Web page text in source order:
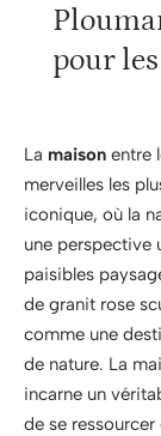
pour
La maison entre
merveilles les
iconique, où la
une perspective
paisibles
de granit rose
comme une
de nature. La
incarne un
de se